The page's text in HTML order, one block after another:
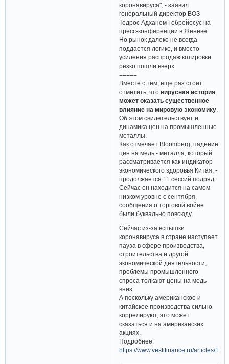
коронавируса", - заявил
генеральный директор ВОЗ
Тедрос Адханом Гебрейесус на
пресс-конференции в Женеве.
Но рынок далеко не всегда
поддается логике, и вместо
усиления распродаж котировки
резко пошли вверх.
=====
Вместе с тем, еще раз стоит
отметить, что вирусная история
может оказать существенное
влияние на мировую экономику
Об этом свидетельствует и
динамика цен на промышленные
металлы.
Как отмечает Bloomberg, падение
цен на медь - металла, который
рассматривается как индикатор
экономического здоровья Китая, -
продолжается 11 сессий подряд.
Сейчас он находится на самом
низком уровне с сентября,
сообщения о торговой войне
были буквально повсюду.
Сейчас из-за вспышки
коронавируса в стране наступает
пауза в сфере производства,
строительства и другой
экономической деятельности,
проблемы промышленного
спроса толкают цены на медь
вниз.
А поскольку американское и
китайское производства сильно
коррелируют, это может
сказаться и на американских
акциях.
Подробнее:
https://www.vestifinance.ru/articles/